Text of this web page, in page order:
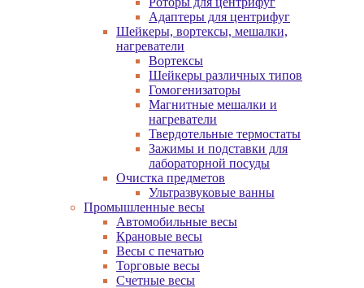
Адаптеры для центрифуг
Шейкеры, вортексы, мешалки,
нагреватели
Вортексы
Шейкеры различных типов
Гомогенизаторы
Магнитные мешалки и
нагреватели
Твердотельные термостаты
Зажимы и подставки для
лабораторной посуды
Очистка предметов
Ультразвуковые ванны
Промышленные весы
Автомобильные весы
Крановые весы
Весы с печатью
Торговые весы
Счетные весы